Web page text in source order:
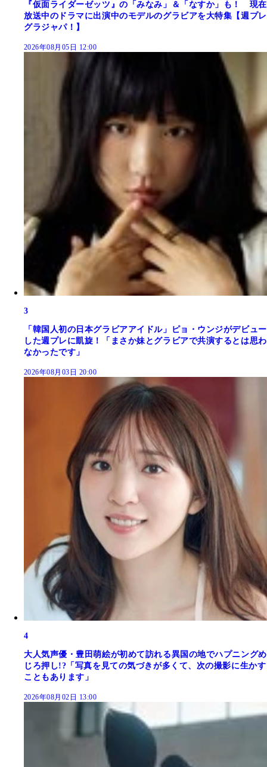
『仮面ライダーゼッツ』の「みなみ」＆「なすか」も！ 現在
放送中のドラマに出演中のモデルのグラビアを大特集【週プレ
グラジャパ！】
2026年08月05日 12:00
3
「韓国人初の日本グラビアアイドル」ピョ・ウンジがデビュー
した週プレに凱旋！「まさか妹とグラビアで共演するとは思わ
なかったです」
2026年08月03日 20:00
4
大人気声優・豊田萌絵が初めて訪れる異国の地でハプニングめ
じろ押し!?「写真を見ての気づきが多くて、次の撮影に生かす
こともあります」
2026年08月02日 13:00